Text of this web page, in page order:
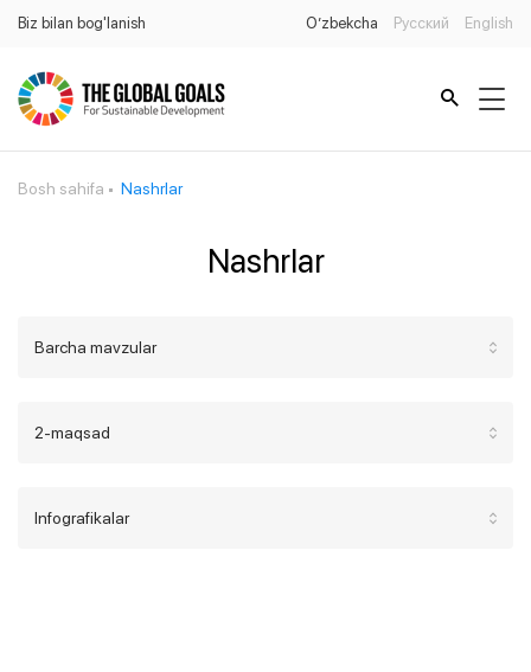
Biz bilan bog'lanish O’zbekcha Русский English
Bosh sahifa Nashrlar
Nashrlar
Barcha mavzular
2-maqsad
Infografikalar